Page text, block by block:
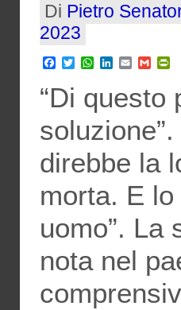
Di Pietro
2023
Facebook
TwitterWhatsApp
LinkedIn
EmailGmail
“Di questo
direbbe la
morta. E
uomo”. La
nota nel